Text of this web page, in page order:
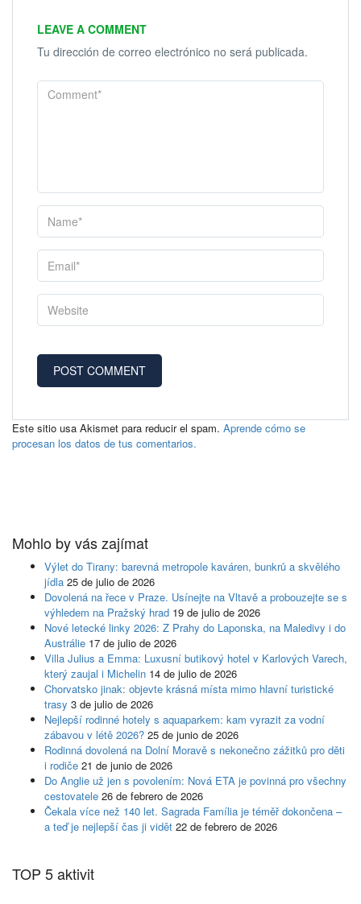
LEAVE A COMMENT
Tu dirección de correo electrónico no será publicada.
Este sitio usa Akismet para reducir el spam. Aprende cómo se
procesan los datos de tus comentarios.
Mohlo by vás zajímat
Výlet do Tirany: barevná metropole kaváren, bunkrů a skvělého
jídla 25 de julio de 2026
Dovolená na řece v Praze. Usínejte na Vltavě a probouzejte se s
výhledem na Pražský hrad 19 de julio de 2026
Nové letecké linky 2026: Z Prahy do Laponska, na Maledivy i do
Austrálie 17 de julio de 2026
Villa Julius a Emma: Luxusní butikový hotel v Karlových Varech,
který zaujal i Michelin 14 de julio de 2026
Chorvatsko jinak: objevte krásná místa mimo hlavní turistické
trasy 3 de julio de 2026
Nejlepší rodinné hotely s aquaparkem: kam vyrazit za vodní
zábavou v létě 2026? 25 de junio de 2026
Rodinná dovolená na Dolní Moravě s nekonečno zážitků pro děti
i rodiče 21 de junio de 2026
Do Anglie už jen s povolením: Nová ETA je povinná pro všechny
cestovatele 26 de febrero de 2026
Čekala více než 140 let. Sagrada Família je téměř dokončena –
a teď je nejlepší čas ji vidět 22 de febrero de 2026
TOP 5 aktivit